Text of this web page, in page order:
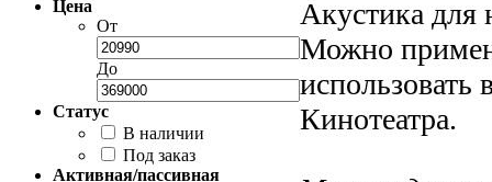
Цена
От
До
Статус
В наличии
Под заказ
Активная/пассивная
Акустика для
Можно
использовать
Кинотеатра.